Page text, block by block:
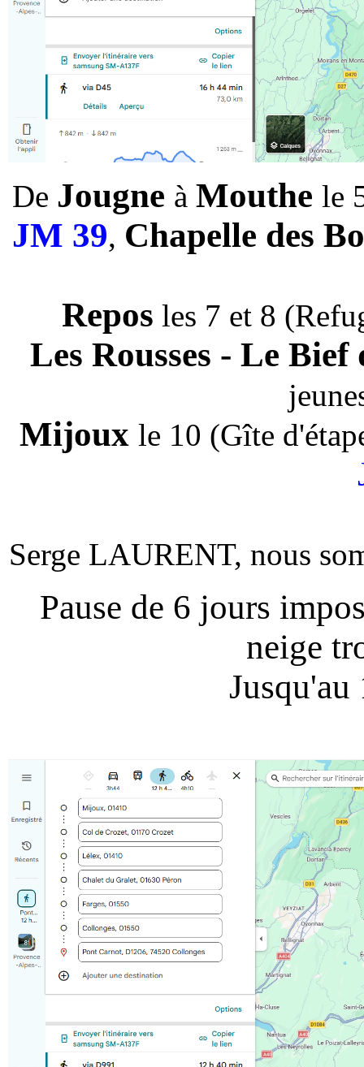
De Jougne à Mouthe le
JM 39, Chapelle des
Repos les 7 et 8
Les Rousses - Le
Mijoux le 10 (Gîte
Serge LAURENT, nous
Pause de 6 jours
neige